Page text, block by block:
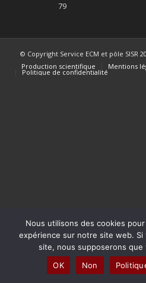
79
© Copyright Service ECM et pôle SISR
Production scientifique
Mentions
Politique de confidentialité
Nous utilisons des cookies
expérience sur notre site web.
site, nous supposerons
OK
Non